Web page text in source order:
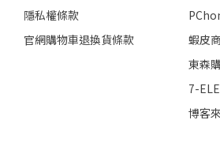
隱私權條款
官網購物車退換貨條款
蝦皮
東森
7-
博客來